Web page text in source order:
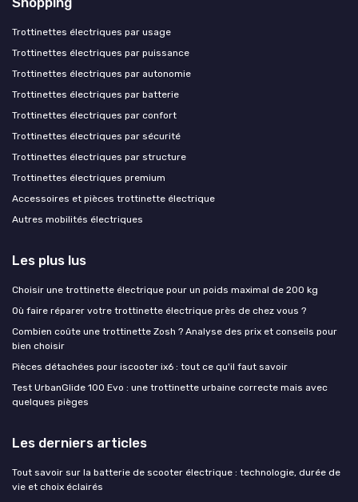
Trottinettes électriques par usage
Trottinettes électriques par puissance
Trottinettes électriques par autonomie
Trottinettes électriques par batterie
Trottinettes électriques par confort
Trottinettes électriques par sécurité
Trottinettes électriques par structure
Trottinettes électriques premium
Accessoires et pièces trottinette électrique
Autres mobilités électriques
Les plus lus
Choisir une trottinette électrique pour un poids maximal de 200 kg
Où faire réparer votre trottinette électrique près de chez vous ?
Combien coûte une trottinette Zosh ? Analyse des prix et conseils pour
bien choisir
Pièces détachées pour iscooter ix6 : tout ce qu'il faut savoir
Test UrbanGlide 100 Evo : une trottinette urbaine correcte mais avec
quelques pièges
Les derniers articles
Tout savoir sur la batterie de scooter électrique : technologie, durée de
vie et choix éclairés